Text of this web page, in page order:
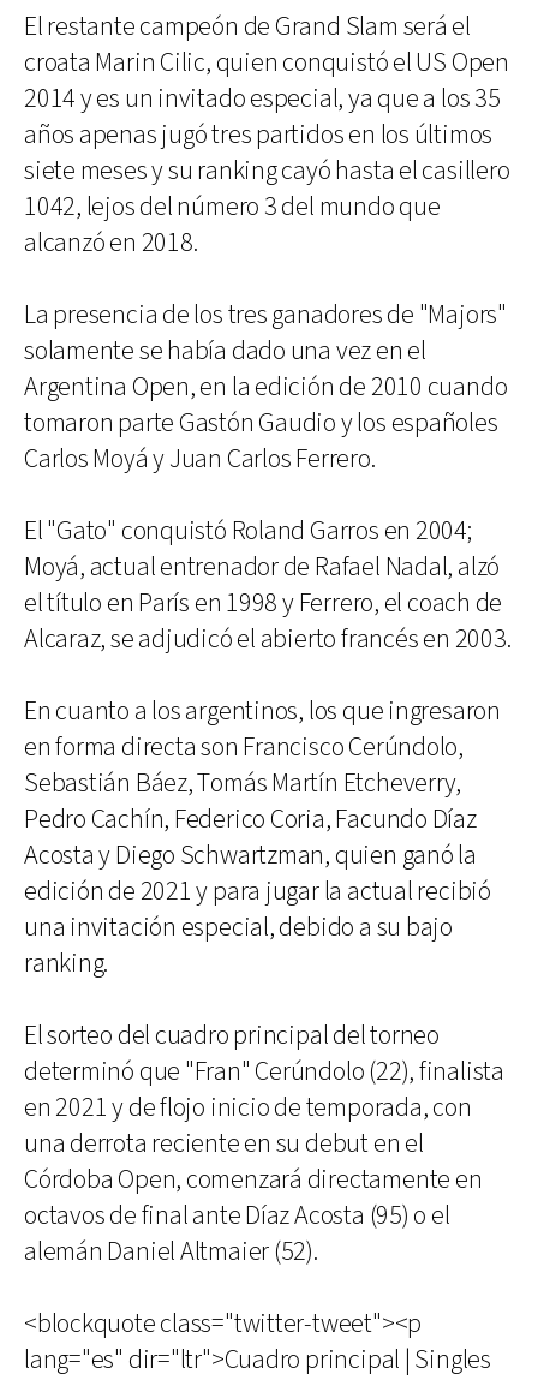
El restante campeón de Grand Slam será el
croata Marin Cilic, quien conquistó el US Open
2014 y es un invitado especial, ya que a los 35
años apenas jugó tres partidos en los últimos
siete meses y su ranking cayó hasta el casillero
1042, lejos del número 3 del mundo que
alcanzó en 2018.
La presencia de los tres ganadores de "Majors"
solamente se había dado una vez en el
Argentina Open, en la edición de 2010 cuando
tomaron parte Gastón Gaudio y los españoles
Carlos Moyá y Juan Carlos Ferrero.
El "Gato" conquistó Roland Garros en 2004;
Moyá, actual entrenador de Rafael Nadal, alzó
el título en París en 1998 y Ferrero, el coach de
Alcaraz, se adjudicó el abierto francés en 2003.
En cuanto a los argentinos, los que ingresaron
en forma directa son Francisco Cerúndolo,
Sebastián Báez, Tomás Martín Etcheverry,
Pedro Cachín, Federico Coria, Facundo Díaz
Acosta y Diego Schwartzman, quien ganó la
edición de 2021 y para jugar la actual recibió
una invitación especial, debido a su bajo
ranking.
El sorteo del cuadro principal del torneo
determinó que "Fran" Cerúndolo (22), finalista
en 2021 y de flojo inicio de temporada, con
una derrota reciente en su debut en el
Córdoba Open, comenzará directamente en
octavos de final ante Díaz Acosta (95) o el
alemán Daniel Altmaier (52).
<blockquote class="twitter-tweet"><p
lang="es" dir="ltr">Cuadro principal | Singles